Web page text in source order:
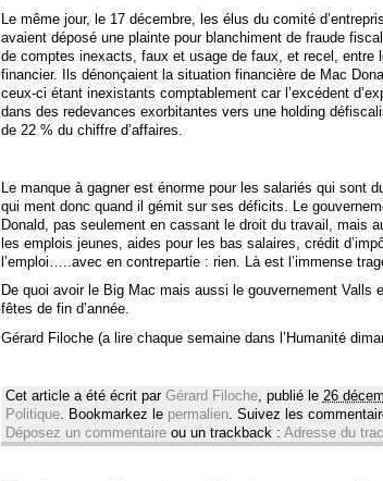
Le même jour, le 17 décembre, les élus du comité
avaient déposé une plainte pour blanchiment de fraude
de comptes inexacts, faux et usage de faux, et recel, entre
financier. Ils dénonçaient la situation financière de Mac
ceux-ci étant inexistants comptablement car l’excédent
dans des redevances exorbitantes vers une holding
de 22 % du chiffre d’affaires.
Le manque à gagner est énorme pour les salariés qui sont
qui ment donc quand il gémit sur ses déficits. Le
Donald, pas seulement en cassant le droit du travail, mais
les emplois jeunes, aides pour les bas salaires, crédit
l’emploi…..avec en contrepartie : rien. Là est l’immense
De quoi avoir le Big Mac mais aussi le gouvernement Valls
fêtes de fin d’année.
Gérard Filoche (a lire chaque semaine dans l’Humanité
Cet article a été écrit par Gérard Filoche, publié le 26
Politique. Bookmarkez le permalien. Suivez les
Déposez un commentaireou un trackback : Adresse du